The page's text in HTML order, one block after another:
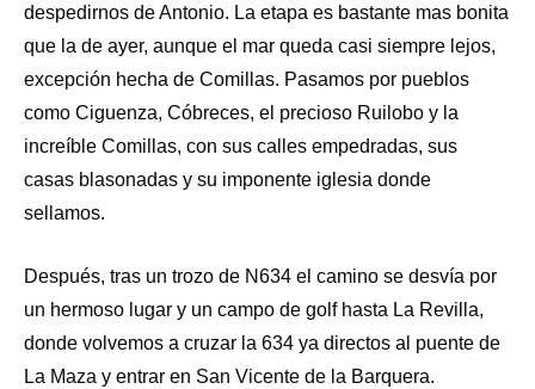
despedirnos de Antonio. La etapa es bastante mas bonita
que la de ayer, aunque el mar queda casi siempre lejos,
excepción hecha de Comillas. Pasamos por pueblos
como Ciguenza, Cóbreces, el precioso Ruilobo y la
increíble Comillas, con sus calles empedradas, sus
casas blasonadas y su imponente iglesia donde
sellamos.
Después, tras un trozo de N634 el camino se desvía por
un hermoso lugar y un campo de golf hasta La Revilla,
donde volvemos a cruzar la 634 ya directos al puente de
La Maza y entrar en San Vicente de la Barquera.